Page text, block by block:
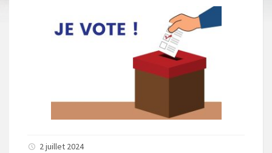
2 juillet 2024